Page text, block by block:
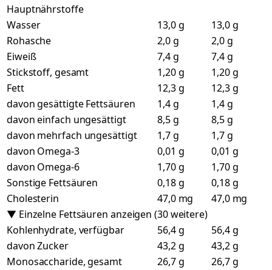
Hauptnährstoffe
Wasser
13,0 g
13,0 g
Rohasche
2,0 g
2,0 g
Eiweiß
7,4 g
7,4 g
Stickstoff, gesamt
1,20 g
1,20 g
Fett
12,3 g
12,3 g
davon gesättigte Fettsäuren
1,4 g
1,4 g
davon einfach ungesättigt
8,5 g
8,5 g
davon mehrfach ungesättigt
1,7 g
1,7 g
davon Omega-3
0,01 g
0,01 g
davon Omega-6
1,70 g
1,70 g
Sonstige Fettsäuren
0,18 g
0,18 g
Cholesterin
47,0 mg
47,0 mg
▼ Einzelne Fettsäuren anzeigen (30 weitere)
Kohlenhydrate, verfügbar
56,4 g
56,4 g
davon Zucker
43,2 g
43,2 g
Monosaccharide, gesamt
26,7 g
26,7 g